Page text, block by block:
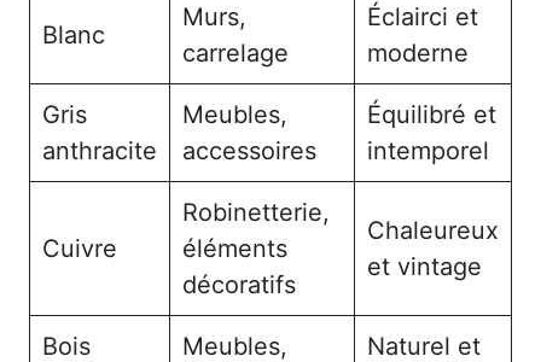
Blanc
Murs,
carrelage
Éclairci et
moderne
Gris
anthracite
Meubles,
accessoires
Équilibré et
intemporel
Cuivre
Robinetterie,
éléments
décoratifs
Chaleureux
et vintage
Bois
Meubles,
Naturel et